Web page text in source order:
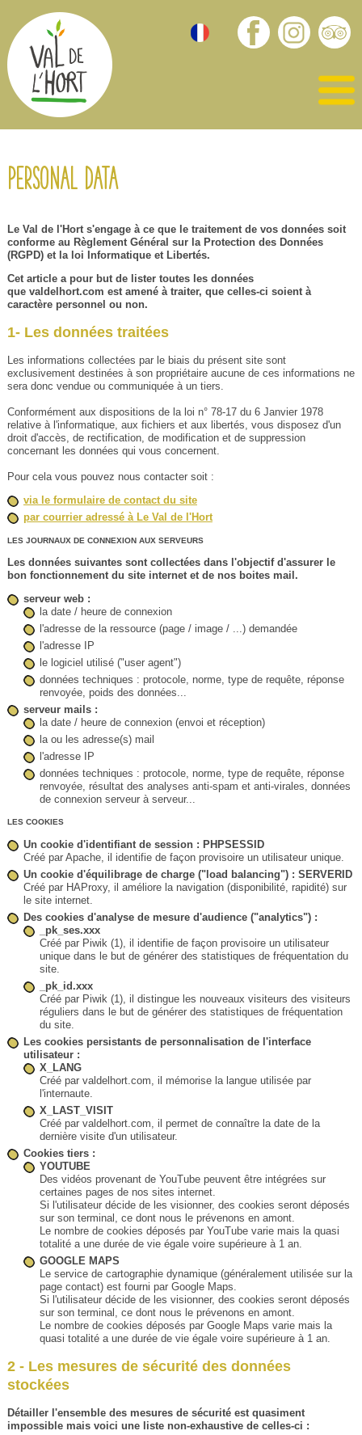
Personal data
Le Val de l'Hort s'engage à ce que le traitement de vos données soit
conforme au Règlement Général sur la Protection des Données
(RGPD) et la loi Informatique et Libertés.
Cet article a pour but de lister toutes les données
que valdelhort.com est amené à traiter, que celles-ci soient à
caractère personnel ou non.
1- Les données traitées
Les informations collectées par le biais du présent site sont
exclusivement destinées à son propriétaire aucune de ces informations ne
sera donc vendue ou communiquée à un tiers.
Conformément aux dispositions de la loi n° 78-17 du 6 Janvier 1978
relative à l'informatique, aux fichiers et aux libertés, vous disposez d'un
droit d'accès, de rectification, de modification et de suppression
concernant les données qui vous concernent.
Pour cela vous pouvez nous contacter soit :
via le formulaire de contact du site
par courrier adressé à Le Val de l'Hort
LES JOURNAUX DE CONNEXION AUX SERVEURS
Les données suivantes sont collectées dans l'objectif d'assurer le
bon fonctionnement du site internet et de nos boites mail.
serveur web :
la date / heure de connexion
l'adresse de la ressource (page / image / ...) demandée
l'adresse IP
le logiciel utilisé ("user agent")
données techniques : protocole, norme, type de requête, réponse
renvoyée, poids des données...
serveur mails :
la date / heure de connexion (envoi et réception)
la ou les adresse(s) mail
l'adresse IP
données techniques : protocole, norme, type de requête, réponse
renvoyée, résultat des analyses anti-spam et anti-virales, données
de connexion serveur à serveur...
LES COOKIES
Un cookie d'identifiant de session : PHPSESSID
Créé par Apache, il identifie de façon provisoire un utilisateur unique.
Un cookie d'équilibrage de charge ("load balancing") : SERVERID
Créé par HAProxy, il améliore la navigation (disponibilité, rapidité) sur
le site internet.
Des cookies d'analyse de mesure d'audience ("analytics") :
_pk_ses.xxx
Créé par Piwik (1), il identifie de façon provisoire un utilisateur
unique dans le but de générer des statistiques de fréquentation du
site.
_pk_id.xxx
Créé par Piwik (1), il distingue les nouveaux visiteurs des visiteurs
réguliers dans le but de générer des statistiques de fréquentation
du site.
Les cookies persistants de personnalisation de l'interface
utilisateur :
X_LANG
Créé par valdelhort.com, il mémorise la langue utilisée par
l'internaute.
X_LAST_VISIT
Créé par valdelhort.com, il permet de connaître la date de la
dernière visite d'un utilisateur.
Cookies tiers :
YOUTUBE
Des vidéos provenant de YouTube peuvent être intégrées sur
certaines pages de nos sites internet.
Si l'utilisateur décide de les visionner, des cookies seront déposés
sur son terminal, ce dont nous le prévenons en amont.
Le nombre de cookies déposés par YouTube varie mais la quasi
totalité a une durée de vie égale voire supérieure à 1 an.
GOOGLE MAPS
Le service de cartographie dynamique (généralement utilisée sur la
page contact) est fourni par Google Maps.
Si l'utilisateur décide de les visionner, des cookies seront déposés
sur son terminal, ce dont nous le prévenons en amont.
Le nombre de cookies déposés par Google Maps varie mais la
quasi totalité a une durée de vie égale voire supérieure à 1 an.
2 - Les mesures de sécurité des données
stockées
Détailler l'ensemble des mesures de sécurité est quasiment
impossible mais voici une liste non-exhaustive de celles-ci :